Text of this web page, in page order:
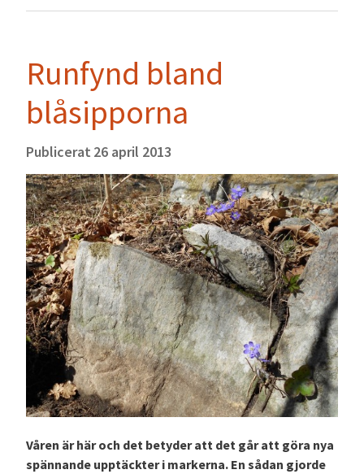
Runfynd bland
blåsipporna
Publicerat 26 april 2013
Våren är här och det betyder att det går att göra nya
spännande upptäckter i markerna. En sådan gjorde